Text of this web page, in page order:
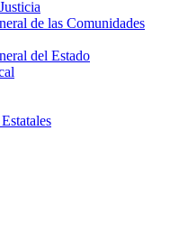
de las Comunidades
del Estado